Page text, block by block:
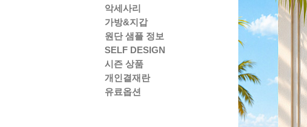
악세사리
가방&지갑
원단 샘플 정보
SELF DESIGN
시즌 상품
개인결재란
유료옵션